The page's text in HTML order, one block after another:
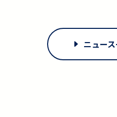
ニュー